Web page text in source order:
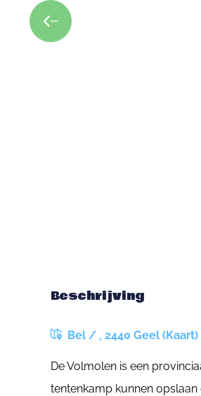
Beschrijving
Bel / , 2440 Geel (Kaart)
De Volmolen is een
tentenkamp kunnen